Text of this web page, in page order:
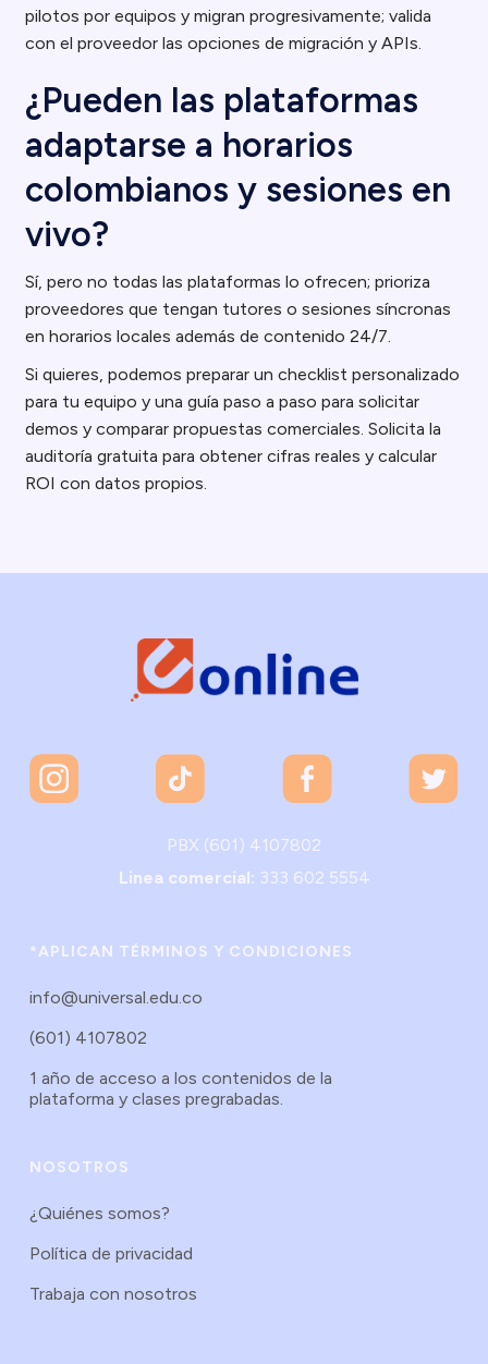
pilotos por equipos y migran progresivamente; valida
con el proveedor las opciones de migración y APIs.
¿Pueden las plataformas
adaptarse a horarios
colombianos y sesiones en
vivo?
Sí, pero no todas las plataformas lo ofrecen; prioriza
proveedores que tengan tutores o sesiones síncronas
en horarios locales además de contenido 24/7.
Si quieres, podemos preparar un checklist personalizado
para tu equipo y una guía paso a paso para solicitar
demos y comparar propuestas comerciales. Solicita la
auditoría gratuita para obtener cifras reales y calcular
ROI con datos propios.
PBX (601) 4107802
Linea comercial: 333 602 5554
*APLICAN TÉRMINOS Y CONDICIONES
info@universal.edu.co
(601) 4107802
1 año de acceso a los contenidos de la
plataforma y clases pregrabadas.
NOSOTROS
¿Quiénes somos?
Política de privacidad
Trabaja con nosotros